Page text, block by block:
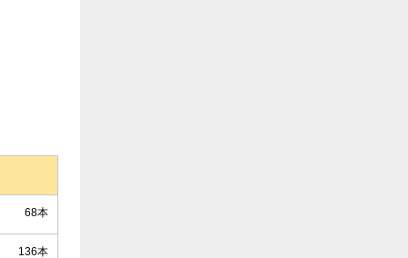
68本
136本